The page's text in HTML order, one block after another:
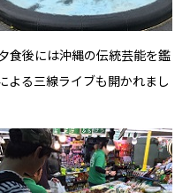
食後には沖縄の伝統芸能を鑑
よる三線ライブも開かれまし